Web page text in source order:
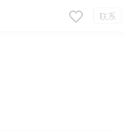
联系